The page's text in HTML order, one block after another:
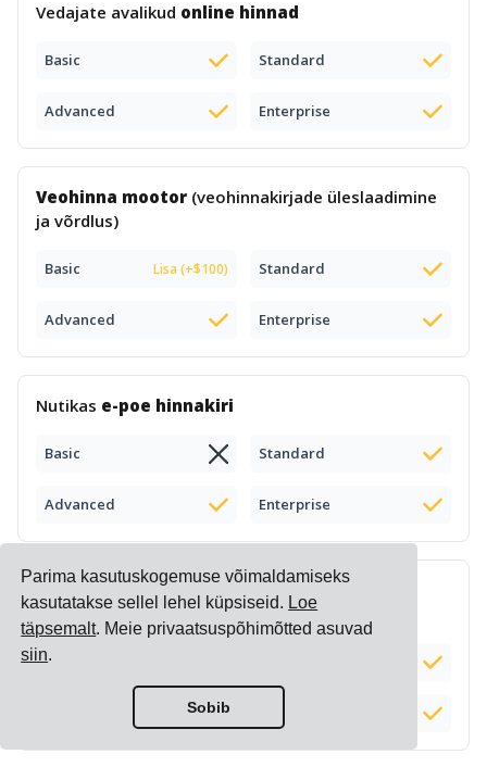
Parima kasutuskogemuse võimaldamiseks
kasutatakse sellel lehel küpsiseid. Loe
täpsemalt. Meie privaatsuspõhimõtted asuvad
siin.
Sobib
Vedajate avalikud online hinnad
Basic Standard
Advanced Enterprise
Veohinna mootor (veohinnakirjade üleslaadimine
ja võrdlus)
Basic Lisa (+$100) Standard
Advanced Enterprise
Nutikas e-poe hinnakiri
Basic Standard
Advanced Enterprise
Kompleksete veolisatasude arvutamine
haldamine
Basic